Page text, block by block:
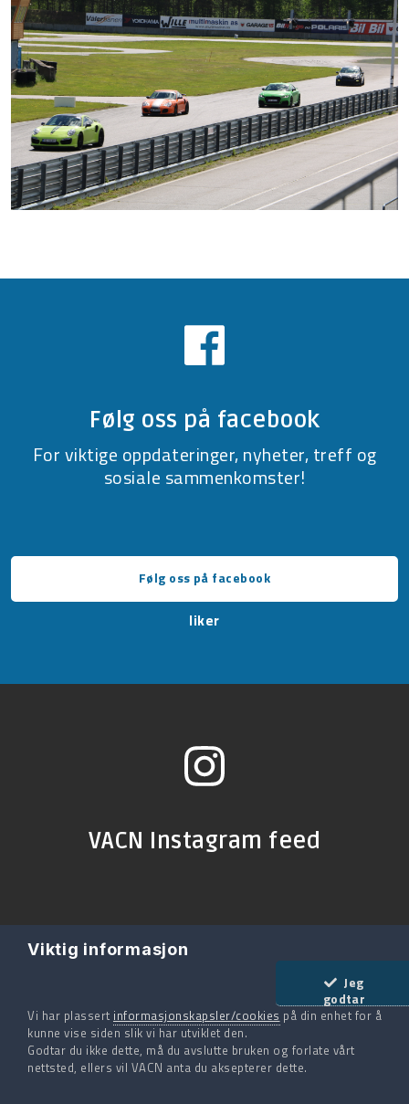
Følg oss på facebook
For viktige oppdateringer, nyheter, treff og
sosiale sammenkomster!
Følg oss på facebook
liker
VACN Instagram feed
Til toppen
Viktig informasjon
Jeg
godtar
Vi har plassert informasjonskapsler/cookies på din enhet for å
kunne vise siden slik vi har utviklet den.
Godtar du ikke dette, må du avslutte bruken og forlate vårt
nettsted, ellers vil VACN anta du aksepterer dette.